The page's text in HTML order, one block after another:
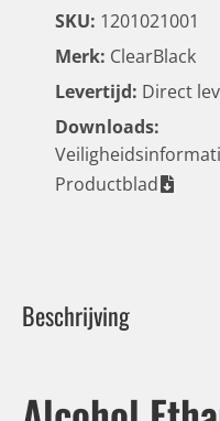
SKU: 1201021001
Merk: ClearBlack
Levertijd: Direct
Downloads:
Productblad
Beschrijving